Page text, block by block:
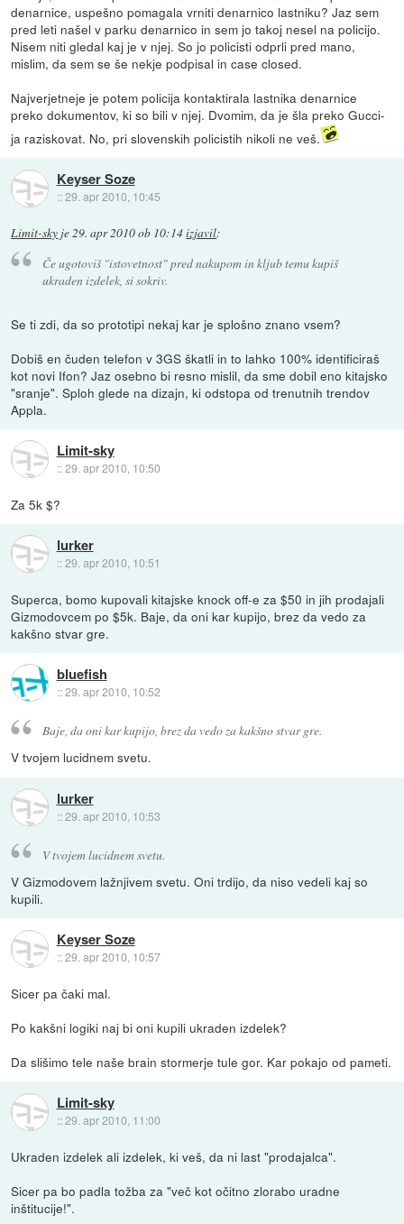
denarnice, uspešno pomagala vrniti denarnico lastniku? Jaz sem
pred leti našel v parku denarnico in sem jo takoj nesel na policijo.
Nisem niti gledal kaj je v njej. So jo policisti odprli pred mano,
mislim, da sem se še nekje podpisal in case closed.
Najverjetneje je potem policija kontaktirala lastnika denarnice
preko dokumentov, ki so bili v njej. Dvomim, da je šla preko Gucci-
ja raziskovat. No, pri slovenskih policistih nikoli ne veš.
Keyser Soze
::29. apr 2010, 10:45
Limit-sky je29. apr 2010 ob 10:14izjavil:
Če ugotoviš "istovetnost" pred nakupom in kljub temu kupiš
ukraden izdelek, si sokriv.
Se ti zdi, da so prototipi nekaj kar je splošno znano vsem?
Dobiš en čuden telefon v 3GS škatli in to lahko 100% identificiraš
kot novi Ifon? Jaz osebno bi resno mislil, da sme dobil eno kitajsko
"sranje". Sploh glede na dizajn, ki odstopa od trenutnih trendov
Appla.
Limit-sky
::29. apr 2010, 10:50
Za 5k $?
lurker
::29. apr 2010, 10:51
Superca, bomo kupovali kitajske knock off-e za $50 in jih prodajali
Gizmodovcem po $5k. Baje, da oni kar kupijo, brez da vedo za
kakšno stvar gre.
bluefish
::29. apr 2010, 10:52
Baje, da oni kar kupijo, brez da vedo za kakšno stvar gre.
V tvojem lucidnem svetu.
lurker
::29. apr 2010, 10:53
V tvojem lucidnem svetu.
V Gizmodovem lažnjivem svetu. Oni trdijo, da niso vedeli kaj so
kupili.
Keyser Soze
::29. apr 2010, 10:57
Sicer pa čaki mal.
Po kakšni logiki naj bi oni kupili ukraden izdelek?
Da slišimo tele naše brain stormerje tule gor. Kar pokajo od pameti.
Limit-sky
::29. apr 2010, 11:00
Ukraden izdelek ali izdelek, ki veš, da ni last "prodajalca".
Sicer pa bo padla tožba za "več kot očitno zlorabo uradne
inštitucije!".